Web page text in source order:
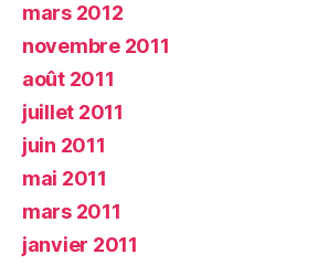
mars 2012
novembre 2011
août 2011
juillet 2011
juin 2011
mai 2011
mars 2011
janvier 2011